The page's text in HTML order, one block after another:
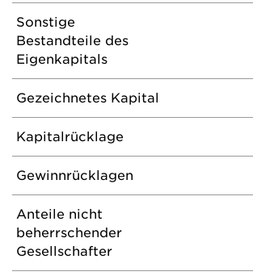
Sonstige
Bestandteile des
Eigenkapitals
Gezeichnetes Kapital
Kapitalrücklage
Gewinnrücklagen
Anteile nicht
beherrschender
Gesellschafter